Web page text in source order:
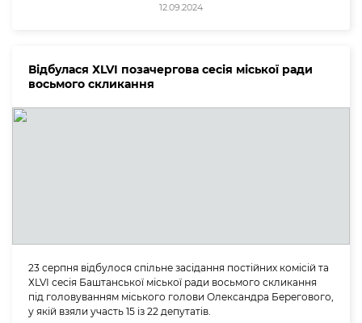
12.09.2024
Відбулася ХLVІ позачергова сесія міської ради
восьмого скликання
23 серпня відбулося спільне засідання постійних комісій та
ХLVІ сесія Баштанської міської ради восьмого скликання
під головуванням міського голови Олександра Берегового,
у якій взяли участь 15 із 22 депутатів.